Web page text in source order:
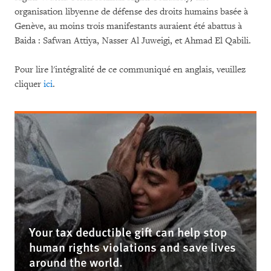
organisation libyenne de défense des droits humains basée à
Genève, au moins trois manifestants auraient été abattus à
Baida : Safwan Attiya, Nasser Al Juweigi, et Ahmad El Qabili.
Pour lire l'intégralité de ce communiqué en anglais, veuillez
cliquer ici.
Your tax deductible gift can help stop
human rights violations and save lives
around the world.